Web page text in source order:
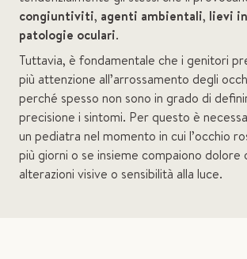
congiuntiviti, agenti ambientali, lievi
patologie oculari.
Tuttavia, è fondamentale che i genitori
più attenzione all’arrossamento degli
perché spesso non sono in grado di
precisione i sintomi. Per questo è
un pediatra nel momento in cui l’occhio
più giorni o se insieme compaiono dolore
alterazioni visive o sensibilità alla luce.